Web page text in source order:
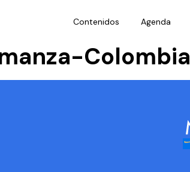
Contenidos Agenda
Colombia